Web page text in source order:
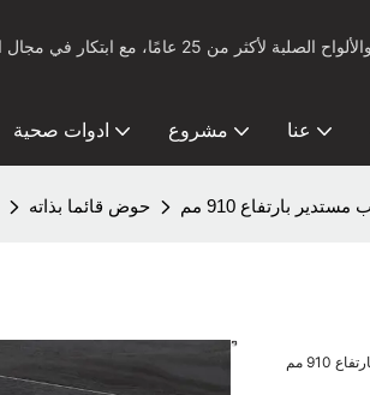
ادوات صحية مشروع عنا
حوض قائما بذاته